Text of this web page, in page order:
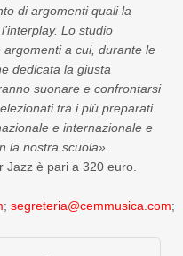
di argomenti quali la
Lo studio
a cui, durante le
dedicata la giusta
suonare e confrontarsi
tra i più preparati
e internazionale e
la nostra scuola».
Jazz è pari a 320 euro.
; segreteria@cemmusica.com;